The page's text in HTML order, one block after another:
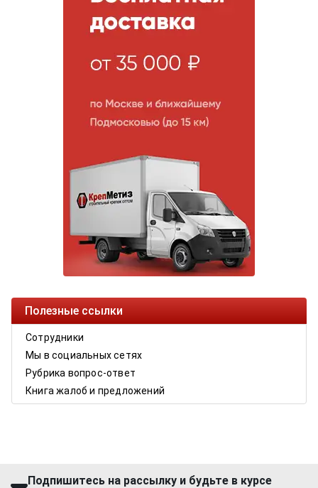
Полезные ссылки
Сотрудники
Мы в социальных сетях
Рубрика вопрос-ответ
Книга жалоб и предложений
Подпишитесь на рассылку и будьте в курсе